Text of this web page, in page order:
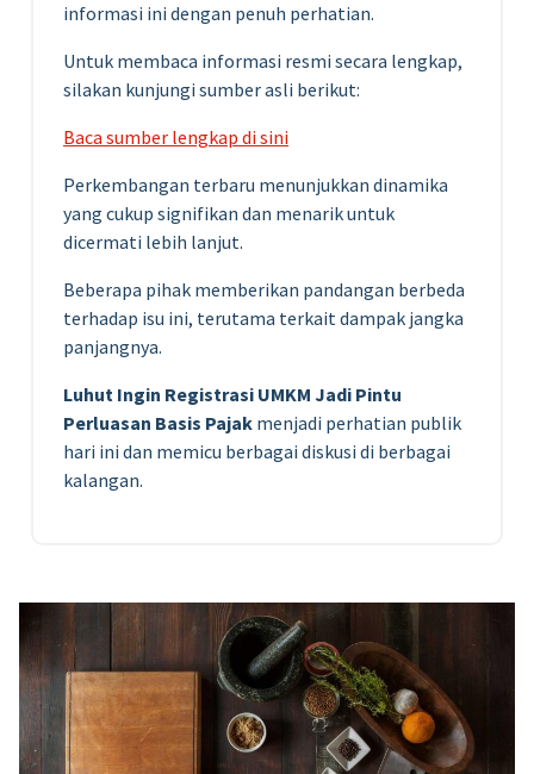
informasi ini dengan penuh perhatian.
Untuk membaca informasi resmi secara lengkap,
silakan kunjungi sumber asli berikut:
Baca sumber lengkap di sini
Perkembangan terbaru menunjukkan dinamika
yang cukup signifikan dan menarik untuk
dicermati lebih lanjut.
Beberapa pihak memberikan pandangan berbeda
terhadap isu ini, terutama terkait dampak jangka
panjangnya.
Luhut Ingin Registrasi UMKM Jadi Pintu
Perluasan Basis Pajak menjadi perhatian publik
hari ini dan memicu berbagai diskusi di berbagai
kalangan.